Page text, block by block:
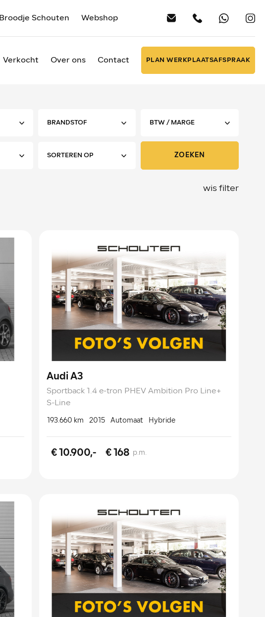
Broodje Schouten Webshop
Verkocht Over ons Contact PLAN WERKPLAATSAFSPRAAK
ZOEKEN
wis filter
Audi A3
Sportback 1.4 e-tron PHEV Ambition Pro Line+
S-Line
193.660 km 2015 Automaat Hybride
€ 10.900,- € 168 p.m.